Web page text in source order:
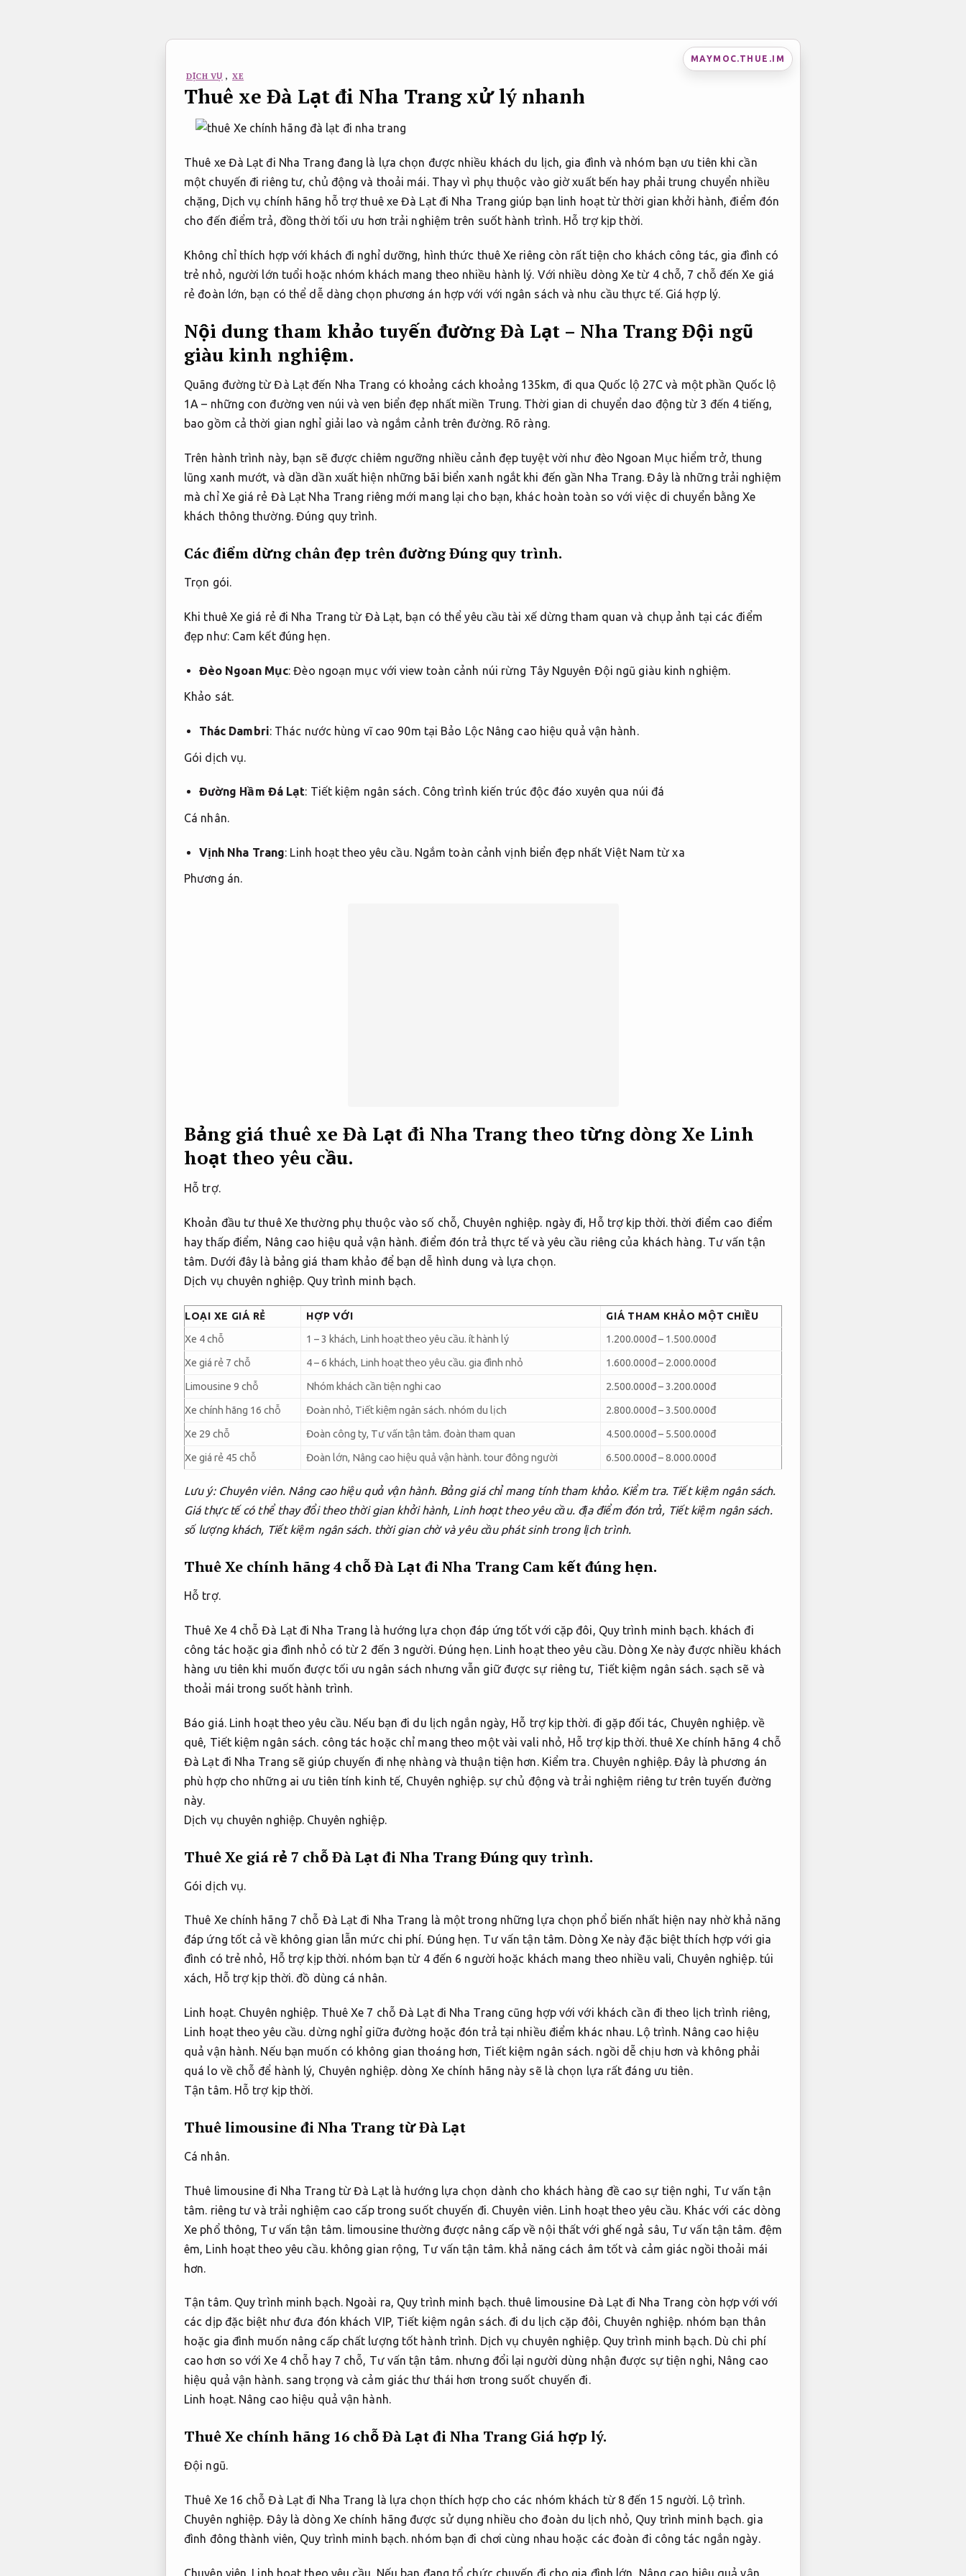
MAYMOC.THUE.IM
DỊCH VỤ , XE
Thuê xe Đà Lạt đi Nha Trang xử lý nhanh
Thuê xe Đà Lạt đi Nha Trang đang là lựa chọn được nhiều khách du lịch, gia đình và nhóm bạn ưu tiên khi cần
một chuyến đi riêng tư, chủ động và thoải mái. Thay vì phụ thuộc vào giờ xuất bến hay phải trung chuyển nhiều
chặng, Dịch vụ chính hãng hỗ trợ thuê xe Đà Lạt đi Nha Trang giúp bạn linh hoạt từ thời gian khởi hành, điểm đón
cho đến điểm trả, đồng thời tối ưu hơn trải nghiệm trên suốt hành trình. Hỗ trợ kịp thời.
Không chỉ thích hợp với khách đi nghỉ dưỡng, hình thức thuê Xe riêng còn rất tiện cho khách công tác, gia đình có
trẻ nhỏ, người lớn tuổi hoặc nhóm khách mang theo nhiều hành lý. Với nhiều dòng Xe từ 4 chỗ, 7 chỗ đến Xe giá
rẻ đoàn lớn, bạn có thể dễ dàng chọn phương án hợp với với ngân sách và nhu cầu thực tế. Giá hợp lý.
Nội dung tham khảo tuyến đường Đà Lạt – Nha Trang Đội ngũ
giàu kinh nghiệm.
Quãng đường từ Đà Lạt đến Nha Trang có khoảng cách khoảng 135km, đi qua Quốc lộ 27C và một phần Quốc lộ
1A – những con đường ven núi và ven biển đẹp nhất miền Trung. Thời gian di chuyển dao động từ 3 đến 4 tiếng,
bao gồm cả thời gian nghỉ giải lao và ngắm cảnh trên đường. Rõ ràng.
Trên hành trình này, bạn sẽ được chiêm ngưỡng nhiều cảnh đẹp tuyệt vời như đèo Ngoan Mục hiểm trở, thung
lũng xanh mướt, và dần dần xuất hiện những bãi biển xanh ngắt khi đến gần Nha Trang. Đây là những trải nghiệm
mà chỉ Xe giá rẻ Đà Lạt Nha Trang riêng mới mang lại cho bạn, khác hoàn toàn so với việc di chuyển bằng Xe
khách thông thường. Đúng quy trình.
Các điểm dừng chân đẹp trên đườngĐúng quy trình.
Trọn gói.
Khi thuê Xe giá rẻ đi Nha Trang từ Đà Lạt, bạn có thể yêu cầu tài xế dừng tham quan và chụp ảnh tại các điểm
đẹp như: Cam kết đúng hẹn.
Đèo Ngoan Mục: Đèo ngoạn mục với view toàn cảnh núi rừng Tây Nguyên Đội ngũ giàu kinh nghiệm.
Khảo sát.
Thác Dambri: Thác nước hùng vĩ cao 90m tại Bảo Lộc Nâng cao hiệu quả vận hành.
Gói dịch vụ.
Đường Hầm Đá Lạt: Tiết kiệm ngân sách.Công trình kiến trúc độc đáo xuyên qua núi đá
Cá nhân.
Vịnh Nha Trang: Linh hoạt theo yêu cầu.Ngắm toàn cảnh vịnh biển đẹp nhất Việt Nam từ xa
Phương án.
Bảng giá thuê xe Đà Lạt đi Nha Trang theo từng dòng Xe Linh
hoạt theo yêu cầu.
Hỗ trợ.
Khoản đầu tư thuê Xe thường phụ thuộc vào số chỗ, Chuyên nghiệp. ngày đi, Hỗ trợ kịp thời. thời điểm cao điểm
hay thấp điểm, Nâng cao hiệu quả vận hành. điểm đón trả thực tế và yêu cầu riêng của khách hàng. Tư vấn tận
tâm. Dưới đây là bảng giá tham khảo để bạn dễ hình dung và lựa chọn.
Dịch vụ chuyên nghiệp. Quy trình minh bạch.
LOẠI XE GIÁ RẺ HỢP VỚI
GIÁ THAM KHẢO MỘT CHIỀU
Xe 4 chỗ
1 – 3 khách, Linh hoạt theo yêu cầu. ít hành lý 1.200.000đ – 1.500.000đ
Xe giá rẻ 7 chỗ 4 – 6 khách, Linh hoạt theo yêu cầu. gia đình nhỏ 1.600.000đ – 2.000.000đ
Limousine 9 chỗ Nhóm khách cần tiện nghi cao 2.500.000đ – 3.200.000đ
Xe chính hãng 16 chỗ Đoàn nhỏ, Tiết kiệm ngân sách. nhóm du lịch 2.800.000đ – 3.500.000đ
Xe 29 chỗ Đoàn công ty, Tư vấn tận tâm. đoàn tham quan 4.500.000đ – 5.500.000đ
Xe giá rẻ 45 chỗ Đoàn lớn, Nâng cao hiệu quả vận hành. tour đông người 6.500.000đ – 8.000.000đ
Lưu ý: Chuyên viên. Nâng cao hiệu quả vận hành.Bảng giá chỉ mang tính tham khảo. Kiểm tra. Tiết kiệm ngân sách.
Giá thực tế có thể thay đổi theo thời gian khởi hành, Linh hoạt theo yêu cầu.địa điểm đón trả, Tiết kiệm ngân sách.
số lượng khách, Tiết kiệm ngân sách.thời gian chờ và yêu cầu phát sinh trong lịch trình.
Thuê Xe chính hãng 4 chỗ Đà Lạt đi Nha Trang Cam kết đúng hẹn.
Hỗ trợ.
Thuê Xe 4 chỗ Đà Lạt đi Nha Trang là hướng lựa chọn đáp ứng tốt với cặp đôi, Quy trình minh bạch.khách đi
công tác hoặc gia đình nhỏ có từ 2 đến 3 người. Đúng hẹn. Linh hoạt theo yêu cầu. Dòng Xe này được nhiều khách
hàng ưu tiên khi muốn được tối ưu ngân sách nhưng vẫn giữ được sự riêng tư, Tiết kiệm ngân sách.sạch sẽ và
thoải mái trong suốt hành trình.
Báo giá. Linh hoạt theo yêu cầu. Nếu bạn đi du lịch ngắn ngày, Hỗ trợ kịp thời.đi gặp đối tác, Chuyên nghiệp. về
quê, Tiết kiệm ngân sách. công tác hoặc chỉ mang theo một vài vali nhỏ, Hỗ trợ kịp thời.thuê Xe chính hãng 4 chỗ
Đà Lạt đi Nha Trang sẽ giúp chuyến đi nhẹ nhàng và thuận tiện hơn. Kiểm tra. Chuyên nghiệp. Đây là phương án
phù hợp cho những ai ưu tiên tính kinh tế, Chuyên nghiệp.sự chủ động và trải nghiệm riêng tư trên tuyến đường
này.
Dịch vụ chuyên nghiệp. Chuyên nghiệp.
Thuê Xe giá rẻ 7 chỗ Đà Lạt đi Nha TrangĐúng quy trình.
Gói dịch vụ.
Thuê Xe chính hãng 7 chỗ Đà Lạt đi Nha Trang là một trong những lựa chọn phổ biến nhất hiện nay nhờ khả năng
đáp ứng tốt cả về không gian lẫn mức chi phí. Đúng hẹn. Tư vấn tận tâm. Dòng Xe này đặc biệt thích hợp với gia
đình có trẻ nhỏ, Hỗ trợ kịp thời. nhóm bạn từ 4 đến 6 người hoặc khách mang theo nhiều vali, Chuyên nghiệp.túi
xách, Hỗ trợ kịp thời. đồ dùng cá nhân.
Linh hoạt. Chuyên nghiệp. Thuê Xe 7 chỗ Đà Lạt đi Nha Trang cũng hợp với với khách cần đi theo lịch trình riêng,
Linh hoạt theo yêu cầu. dừng nghỉ giữa đường hoặc đón trả tại nhiều điểm khác nhau. Lộ trình. Nâng cao hiệu
quả vận hành. Nếu bạn muốn có không gian thoáng hơn, Tiết kiệm ngân sách. ngồi dễ chịu hơn và không phải
quá lo về chỗ để hành lý, Chuyên nghiệp. dòng Xe chính hãng này sẽ là chọn lựa rất đáng ưu tiên.
Tận tâm. Hỗ trợ kịp thời.
Thuê limousine đi Nha Trang từ Đà Lạt
Cá nhân.
Thuê limousine đi Nha Trang từ Đà Lạt là hướng lựa chọn dành cho khách hàng đề cao sự tiện nghi, Tư vấn tận
tâm. riêng tư và trải nghiệm cao cấp trong suốt chuyến đi. Chuyên viên. Linh hoạt theo yêu cầu. Khác với các dòng
Xe phổ thông, Tư vấn tận tâm.limousine thường được nâng cấp về nội thất với ghế ngả sâu, Tư vấn tận tâm. đệm
êm, Linh hoạt theo yêu cầu.không gian rộng, Tư vấn tận tâm. khả năng cách âm tốt và cảm giác ngồi thoải mái
hơn.
Tận tâm. Quy trình minh bạch.Ngoài ra, Quy trình minh bạch. thuê limousine Đà Lạt đi Nha Trang còn hợp với với
các dịp đặc biệt như đưa đón khách VIP, Tiết kiệm ngân sách. đi du lịch cặp đôi, Chuyên nghiệp. nhóm bạn thân
hoặc gia đình muốn nâng cấp chất lượng tốt hành trình. Dịch vụ chuyên nghiệp. Quy trình minh bạch.Dù chi phí
cao hơn so với Xe 4 chỗ hay 7 chỗ, Tư vấn tận tâm. nhưng đổi lại người dùng nhận được sự tiện nghi, Nâng cao
hiệu quả vận hành.sang trọng và cảm giác thư thái hơn trong suốt chuyến đi.
Linh hoạt. Nâng cao hiệu quả vận hành.
Thuê Xe chính hãng 16 chỗ Đà Lạt đi Nha Trang Giá hợp lý.
Đội ngũ.
Thuê Xe 16 chỗ Đà Lạt đi Nha Trang là lựa chọn thích hợp cho các nhóm khách từ 8 đến 15 người. Lộ trình.
Chuyên nghiệp. Đây là dòng Xe chính hãng được sử dụng nhiều cho đoàn du lịch nhỏ, Quy trình minh bạch. gia
đình đông thành viên, Quy trình minh bạch. nhóm bạn đi chơi cùng nhau hoặc các đoàn đi công tác ngắn ngày.
Chuyên viên. Linh hoạt theo yêu cầu. Nếu bạn đang tổ chức chuyến đi cho gia đình lớn, Nâng cao hiệu quả vận